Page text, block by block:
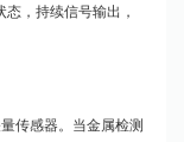
，持续信号输出，
传感器。当金属检测